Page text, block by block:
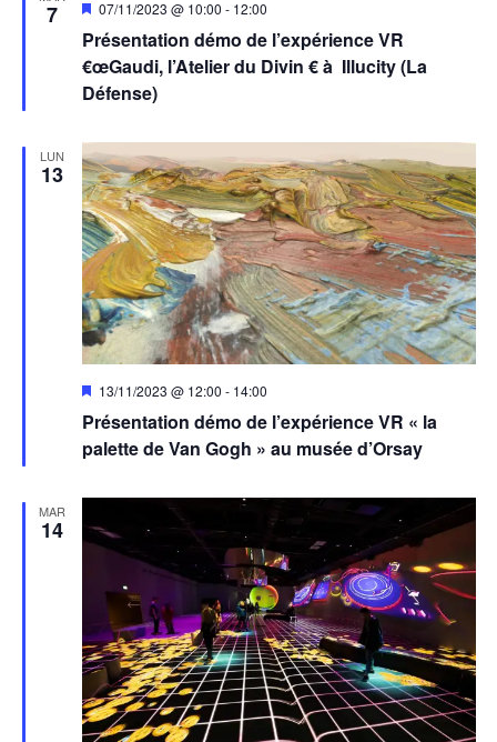
7
Présentation démo de l’expérience VR
€œGaudi, l’Atelier du Divin € à Illucity (La
Défense)
Mis
avant
07/11/2023 @ 10:00 - 12:00
LUN
13
Présentation démo de l’expérience VR « la
palette de Van Gogh » au musée d’Orsay
Mis
avant
13/11/2023 @ 12:00 - 14:00
MAR
14